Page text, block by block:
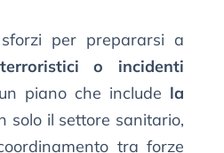
per prepararsi a
o incidenti
piano che include la
solo il settore sanitario,
tra forze